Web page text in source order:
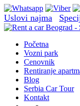
Uslovi najma
Početna
Vozni park
Cenovnik
Rentiranje
Blog
Serbia Car Tour
Kontakt